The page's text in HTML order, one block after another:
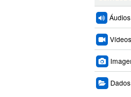
Áudios
Vídeos